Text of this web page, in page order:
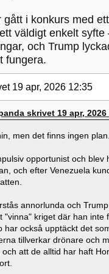
gått i konkurs med
väldigt enkelt syfte
och Trump
fungera.
19 apr, 2026 12:35
skrivet 19 apr, 2026
men det finns ingen plan.
opportunist och blev
och efter Venezuela
annorlunda och
"vinna" kriget där han inte
har också upptäckt det
tillverkar drönare och
att de alltid har haft